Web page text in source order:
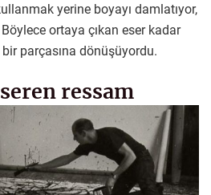
yerine boyayı damlatıyor,
ortaya çıkan eser kadar
parçasına dönüşüyordu.
ressam